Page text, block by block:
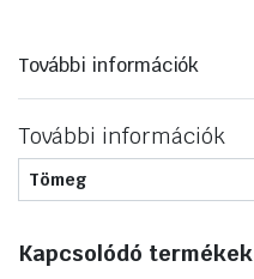
További információk
További információk
Tömeg
Kapcsolódó termékek